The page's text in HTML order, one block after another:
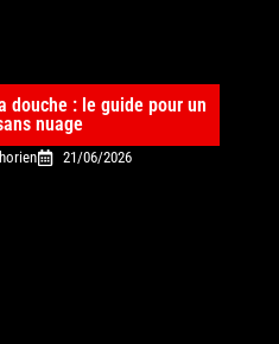
douche : le guide pour un
nuage
21/06/2026